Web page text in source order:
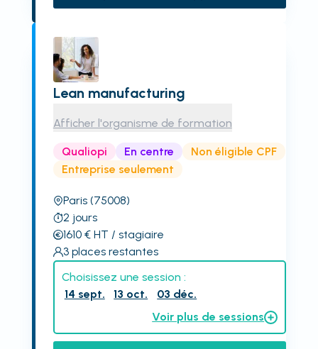
Lean manufacturing
Afficher l'organisme de formation
Qualiopi En centre
Non éligible CPF
Entreprise seulement
Paris (75008)
2 jours
1610€ HT / stagiaire
3 places restantes
Choisissez une session :
14 sept.
13 oct.
03 déc.
Voir plus de sessions